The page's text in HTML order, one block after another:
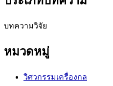
บทความวิจัย
หมวดหมู่
วิศวกรรมเครื่องกล